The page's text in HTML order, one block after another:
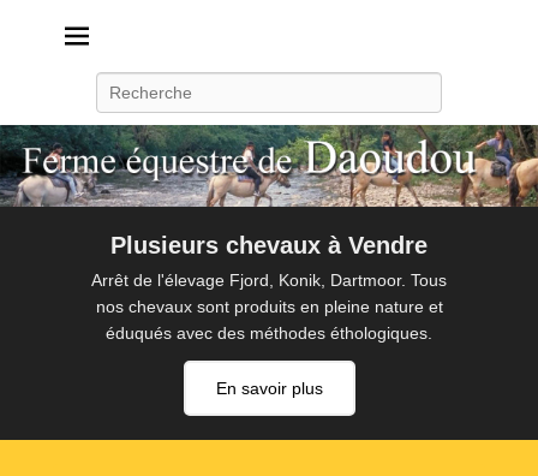
Plusieurs chevaux à Vendre
Arrêt de l'élevage Fjord, Konik, Dartmoor. Tous
nos chevaux sont produits en pleine nature et
éduqués avec des méthodes éthologiques.
En savoir plus